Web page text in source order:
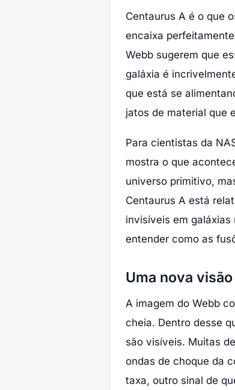
Centaurus A é o que
encaixa
Webb sugerem que
galáxia é
que está se
jatos de material que
Para cientistas da
mostra o que
universo primitivo,
Centaurus A está
invisíveis em galáxias
entender como as
Uma nova
A imagem do Webb
cheia. Dentro desse
são visíveis. Muitas
ondas de choque da
taxa, outro sinal de